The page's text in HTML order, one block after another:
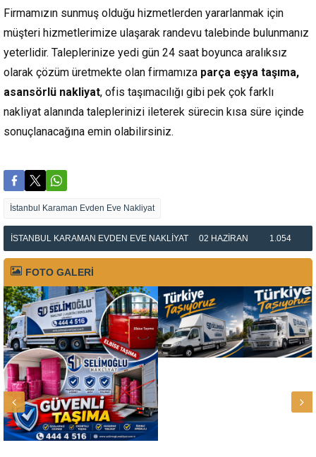
Firmamızın sunmuş olduğu hizmetlerden yararlanmak için
müşteri hizmetlerimize ulaşarak randevu talebinde bulunmanız
yeterlidir. Taleplerinize yedi gün 24 saat boyunca aralıksız
olarak çözüm üretmekte olan firmamıza parça eşya taşıma,
asansörlü nakliyat, ofis taşımacılığı gibi pek çok farklı
nakliyat alanında taleplerinizi ileterek sürecin kısa süre içinde
sonuçlanacağına emin olabilirsiniz.
İstanbul Karaman Evden Eve Nakliyat
İSTANBUL KARAMAN EVDEN EVE NAKLIYAT 02 HAZIRAN 1.054
FOTO GALERİ